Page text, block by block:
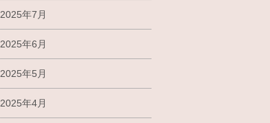
2025年7月
2025年6月
2025年5月
2025年4月